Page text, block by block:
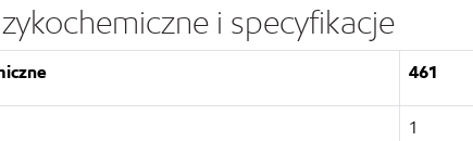
i specyfikacje
461
1